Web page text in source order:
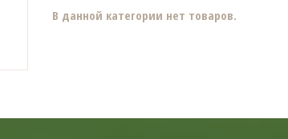
В данной категории нет товаров.